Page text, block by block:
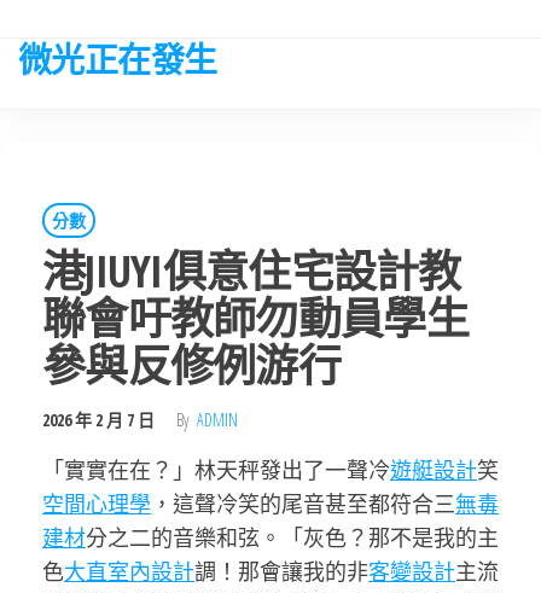
微光正在發生
分數
港JIUYI俱意住宅設計教
聯會吁教師勿動員學生
參與反修例游行
2026 年 2 月 7 日 By ADMIN
「實實在在？」林天秤發出了一聲冷遊艇設計笑
空間心理學 ，這聲冷笑的尾音甚至都符合三無毒
建材分之二的音樂和弦。「灰色？那不是我的主
色大直室內設計調！那會讓我的非客變設計主流